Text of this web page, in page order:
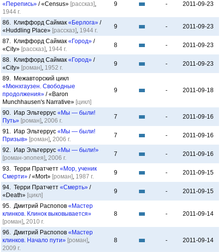
«Перепись» / «Census» [рассказ],
1944 г.
9 - 2011-09-23
86. Клиффорд Саймак «Берлога» /
«Huddling Place» [рассказ], 1944 г.
9 - 2011-09-23
87. Клиффорд Саймак «Город» /
«City» [рассказ], 1944 г.
8 - 2011-09-23
88. Клиффорд Саймак «Город» /
«City» [роман], 1952 г.
9 - 2011-09-23
89. Межавторский цикл
«Мюнхгаузен. Свободные
продолжения» / «Baron
Munchhausen's Narrative» [цикл]
9 - 2011-09-18
90. Иар Эльтеррус «Мы — были!
Путь» [роман], 2006 г.
7 - 2011-09-16
91. Иар Эльтеррус «Мы — были!
Призыв» [роман], 2006 г.
7 - 2011-09-16
92. Иар Эльтеррус «Мы — были!»
[роман-эпопея], 2006 г.
7 - 2011-09-16
93. Терри Пратчетт «Мор, ученик
Смерти» / «Mort» [роман], 1987 г.
9 - 2011-09-15
94. Терри Пратчетт «Смерть» /
«Death» [цикл]
9 - 2011-09-15
95. Дмитрий Распопов «Мастер
клинков. Клинок выковывается»
[роман], 2010 г.
8 - 2011-09-14
96. Дмитрий Распопов «Мастер
клинков. Начало пути» [роман],
2009 г.
8 - 2011-09-14